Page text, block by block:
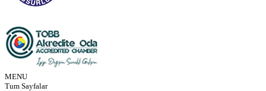
MENU
Tum Sayfalar